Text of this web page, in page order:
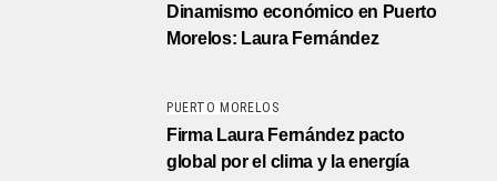
Dinamismo económico en Puerto
Morelos: Laura Fernández
PUERTO MORELOS
Firma Laura Fernández pacto
global por el clima y la energía